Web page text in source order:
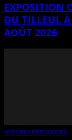
EXPOSITION
DU TILLEUL
AOÛT 2026
OEUVRES EXPLIQUÉES